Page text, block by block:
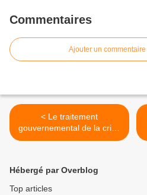
Commentaires
Ajouter un commentaire
< Le traitement
gouvernemental de la crise
sanitaire donne les outils
Hébergé par Overblog
Top articles